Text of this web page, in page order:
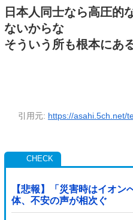
日本人同士なら高圧的
ないからな
そういう所も根本にあ
引用元: https://asahi.5ch.net/
【悲報】「災害時はイオ
体、不安の声が相次ぐ